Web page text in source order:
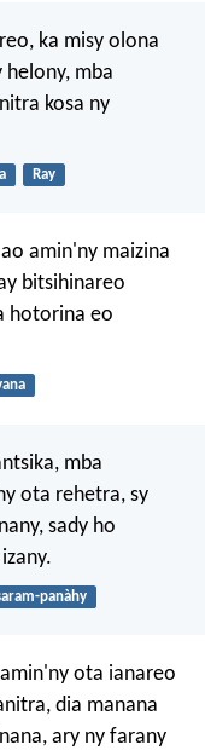
ka misy olona
mba
kosa ny
Ray
amin'ny maizina
bitsihinareo
hotorina eo
mba
ota rehetra, sy
sady ho
panàhy
ota ianareo
dia manana
ary ny farany